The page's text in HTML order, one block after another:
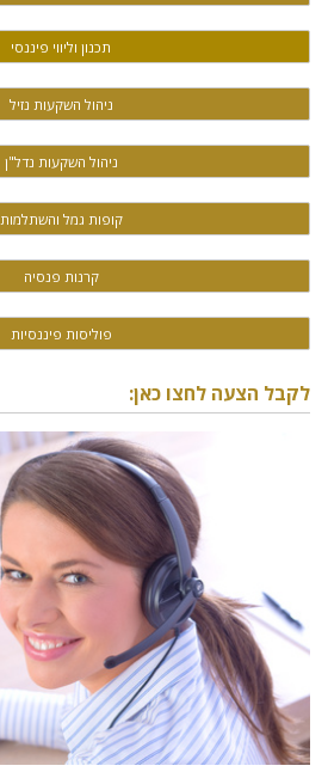
תכנון וליווי פיננסי
ניהול השקעות נזיל
ניהול השקעות נדל"ן
קופות גמל והשתלמות
קרנות פנסיה
פוליסות פיננסיות
לקבל הצעה לחצו כאן: